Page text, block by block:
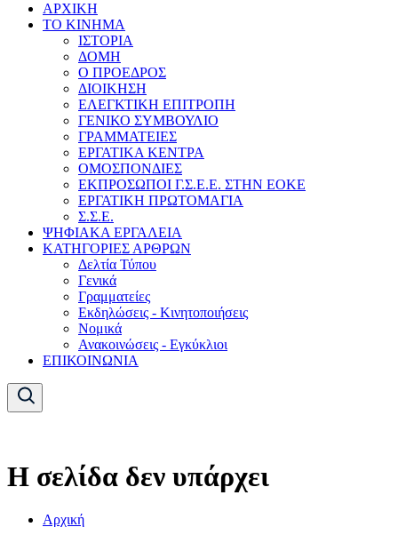
ΑΡΧΙΚΗ
ΤΟ ΚΙΝΗΜΑ
ΙΣΤΟΡΙΑ
ΔΟΜΗ
Ο ΠΡΟΕΔΡΟΣ
ΔΙΟΙΚΗΣΗ
ΕΛΕΓΚΤΙΚΗ ΕΠΙΤΡΟΠΗ
ΓΕΝΙΚΟ ΣΥΜΒΟΥΛΙΟ
ΓΡΑΜΜΑΤΕΙΕΣ
ΕΡΓΑΤΙΚΑ ΚΕΝΤΡΑ
ΟΜΟΣΠΟΝΔΙΕΣ
ΕΚΠΡΟΣΩΠΟΙ Γ.Σ.Ε.Ε. ΣΤΗΝ ΕΟΚΕ
ΕΡΓΑΤΙΚΗ ΠΡΩΤΟΜΑΓΙΑ
Σ.Σ.Ε.
ΨΗΦΙΑΚΑ ΕΡΓΑΛΕΙΑ
ΚΑΤΗΓΟΡΙΕΣ ΑΡΘΡΩΝ
Δελτία Τύπου
Γενικά
Γραμματείες
Εκδηλώσεις - Κινητοποιήσεις
Νομικά
Ανακοινώσεις - Εγκύκλιοι
ΕΠΙΚΟΙΝΩΝΙΑ
Η σελίδα δεν υπάρχει
Αρχική